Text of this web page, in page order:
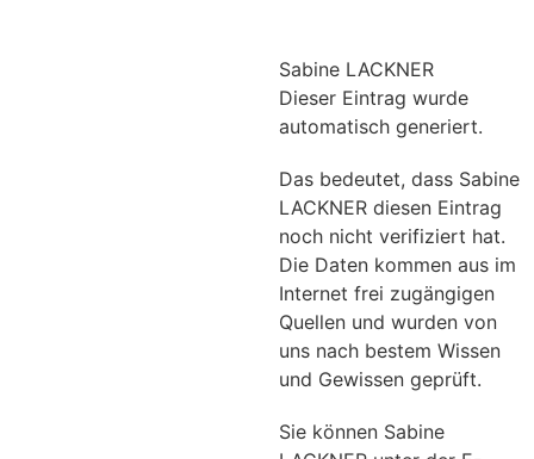
Sabine LACKNER
Dieser Eintrag wurde
automatisch generiert.
Das bedeutet, dass Sabine
LACKNER diesen Eintrag
noch nicht verifiziert hat.
Die Daten kommen aus im
Internet frei zugängigen
Quellen und wurden von
uns nach bestem Wissen
und Gewissen geprüft.
Sie können Sabine